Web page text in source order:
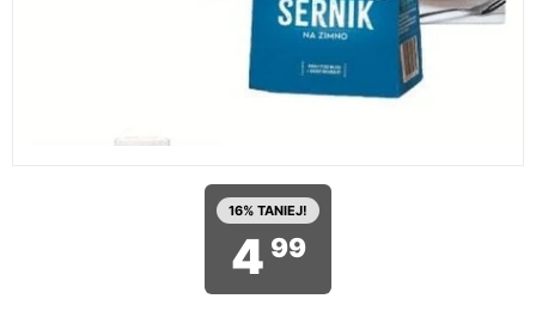
16% TANIEJ!
4 99